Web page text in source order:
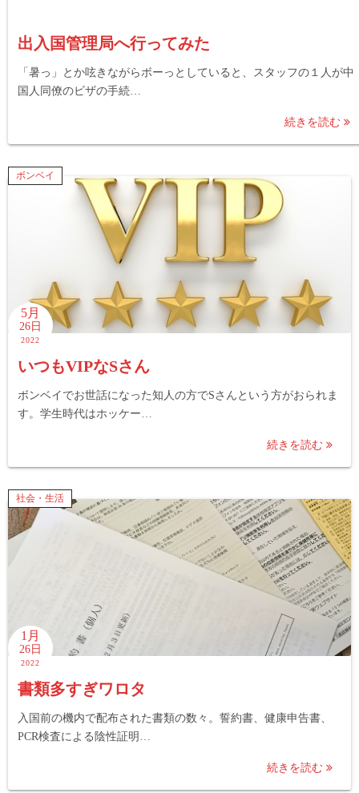
出入国管理局へ行ってみた
「暑っ」とか呟きながらボーっとしていると、スタッフの１人が中
国人同僚のビザの手続…
続きを読む
ボンベイ
5月
26日
2022
いつもVIPなSさん
ボンベイでお世話になった知人の方でSさんという方がおられま
す。学生時代はホッケー…
続きを読む
社会・生活
1月
26日
2022
書類多すぎワロタ
入国前の機内で配布された書類の数々。誓約書、健康申告書、
PCR検査による陰性証明…
続きを読む